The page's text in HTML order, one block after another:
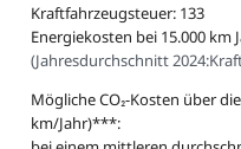
Kraftfahrzeugsteuer: 133
Energiekosten bei 15.000 km
(Jahresdurchschnitt 2024:
Mögliche CO₂-Kosten über
km/Jahr)***: